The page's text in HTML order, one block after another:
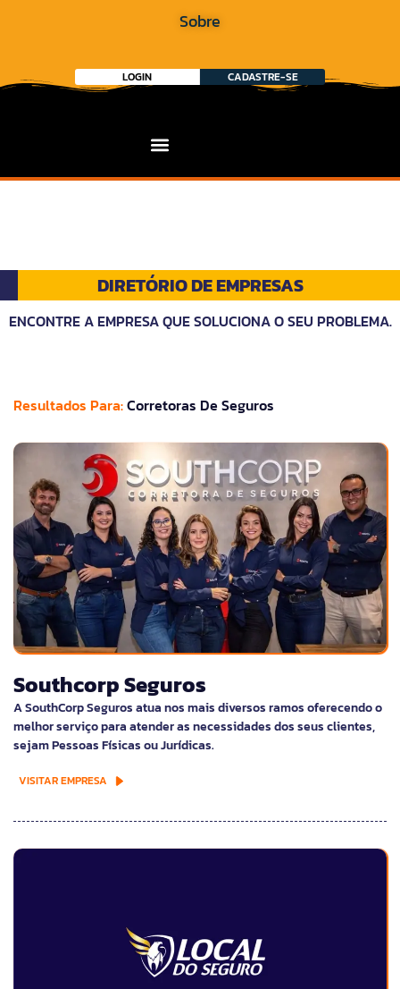
Sobre
LOGIN CADASTRE-SE
DIRETÓRIO DE EMPRESAS
ENCONTRE A EMPRESA QUE SOLUCIONA O SEU PROBLEMA.
Resultados Para:Corretoras De Seguros
Southcorp Seguros
A SouthCorp Seguros atua nos mais diversos ramos oferecendo o
melhor serviço para atender as necessidades dos seus clientes,
sejam Pessoas Físicas ou Jurídicas.
VISITAR EMPRESA